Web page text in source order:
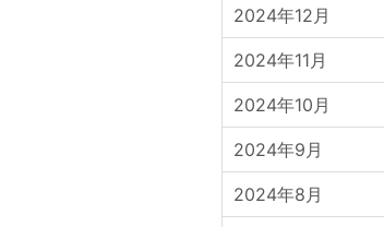
2024年12月
2024年11月
2024年10月
2024年9月
2024年8月